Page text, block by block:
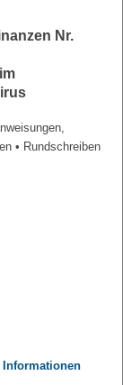
Nr.
• Rundschreiben
Informationen